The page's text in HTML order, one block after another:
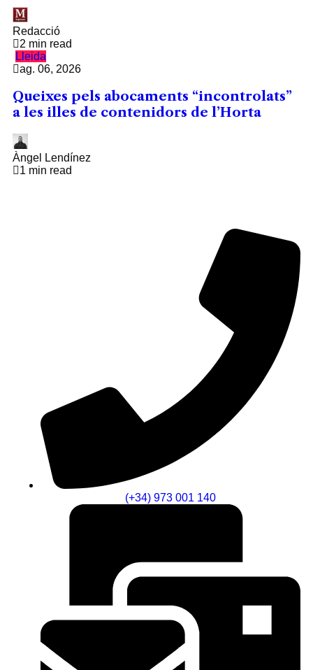
Redacció
2 min read
Lleida
ag. 06, 2026
Queixes pels abocaments “incontrolats”
a les illes de contenidors de l’Horta
Àngel Lendínez
1 min read
(+34) 973 001 140